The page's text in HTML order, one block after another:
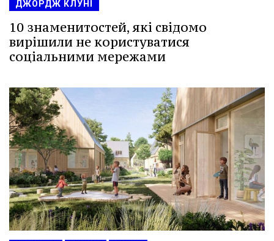
ДЖОРДЖ КЛУНІ
10 знаменитостей, які свідомо
вирішили не користуватися
соціальними мережами